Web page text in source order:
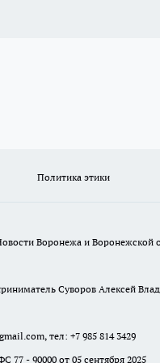
Политика этики
Воронежа и Воронежской
Суворов Алексей
тел: +7 985 814 3429
77 - 90000 от 05 сентября 2025